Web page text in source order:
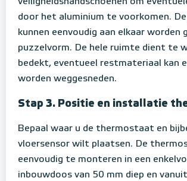
veiligheidshandschoenen om
door het aluminium te voorkomen.
kunnen eenvoudig aan elkaar worden
puzzelvorm. De hele ruimte dient te
bedekt, eventueel restmateriaal kan
worden weggesneden.
Stap 3. Positie en installatie
Bepaal waar u de thermostaat en
vloersensor wilt plaatsen. De
eenvoudig te monteren in een
inbouwdoos van 50 mm diep en